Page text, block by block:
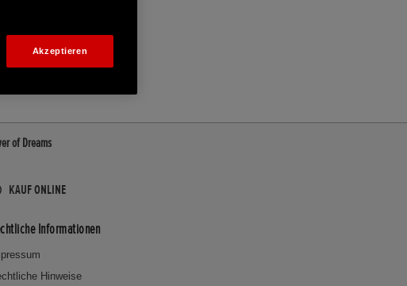
of Dreams
KAUF ONLINE
Informationen
Hinweise
Akzeptieren